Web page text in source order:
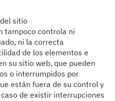
sitio
tampoco controla ni
ni la correcta
de los elementos e
su sitio web, que pueden
o interrumpidos por
están fuera de su control y
de existir interrupciones